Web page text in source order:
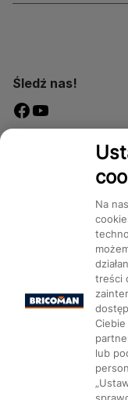
Śledź nas!
Dostępność
Na
treści
lub